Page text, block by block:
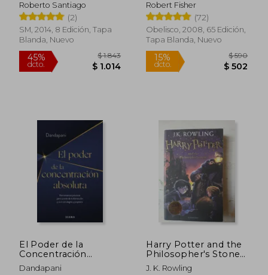
45%
dcto.
Roberto Santiago
(2)
SM, 2014, 8 Edición, Tapa
Blanda, Nuevo
Robert Fisher
(72)
Obelisco, 2008, 65 Edición,
Tapa Blanda, Nuevo
El Poder de la
Concentración
Absoluta
Dandapani
Harry Potter and the
Philosopher's Stone
(en Inglés)
J. K. Rowling